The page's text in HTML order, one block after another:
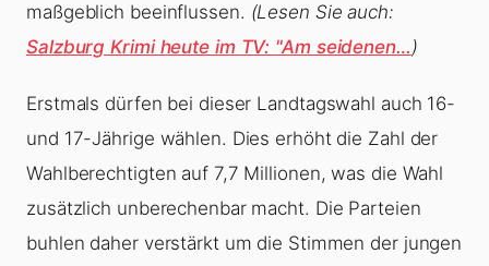
maßgeblich beeinflussen. (Lesen Sie auch:
Salzburg Krimi heute im TV: "Am seidenen…)
Erstmals dürfen bei dieser Landtagswahl auch 16-
und 17-Jährige wählen. Dies erhöht die Zahl der
Wahlberechtigten auf 7,7 Millionen, was die Wahl
zusätzlich unberechenbar macht. Die Parteien
buhlen daher verstärkt um die Stimmen der jungen